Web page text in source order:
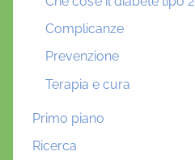
Complicanze
Prevenzione
Terapia e cura
Primo piano
Ricerca